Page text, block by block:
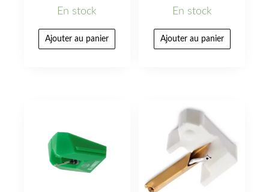
En stock
Ajouter au panier
En stock
Ajouter au panier